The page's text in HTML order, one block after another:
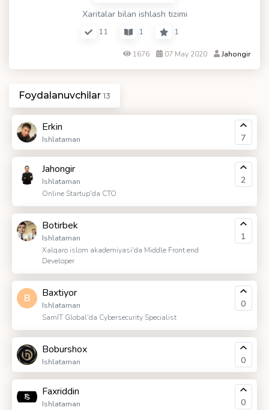
Xaritalar bilan ishlash tizimi
11 1 1
1676 07 May 2020 Jahongir
Foydalanuvchilar13
Erkin
Ishlataman 7
Jahongir
Ishlataman
Online Startup'da CTO
2
Botirbek
Ishlataman
Xalqaro islom akademiyasi'da Middle Front end
Developer
1
B Baxtiyor
Ishlataman
SamIT Global'da Cybersecurity Specialist
0
Boburshox
Ishlataman 0
Faxriddin
Ishlataman 0